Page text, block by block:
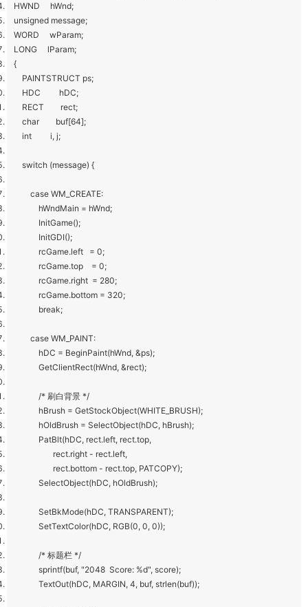
HWND hWnd;
unsigned message;
WORD wParam;
LONG lParam;
{
PAINTSTRUCT ps;
HDC hDC;
RECT rect;
char buf[64];
int i, j;
switch (message) {
case WM_CREATE:
hWndMain = hWnd;
InitGame();
InitGDI();
rcGame.left = 0;
rcGame.top = 0;
rcGame.right = 280;
rcGame.bottom = 320;
break;
case WM_PAINT:
hDC = BeginPaint(hWnd, &ps);
GetClientRect(hWnd, &rect);
/* 刷白背景 */
hBrush = GetStockObject(WHITE_BRUSH);
hOldBrush = SelectObject(hDC, hBrush);
PatBlt(hDC, rect.left, rect.top,
rect.right - rect.left,
rect.bottom - rect.top, PATCOPY);
SelectObject(hDC, hOldBrush);
SetBkMode(hDC, TRANSPARENT);
SetTextColor(hDC, RGB(0, 0, 0));
/* 标题栏 */
sprintf(buf, "2048 Score: %d", score);
TextOut(hDC, MARGIN, 4, buf, strlen(buf));